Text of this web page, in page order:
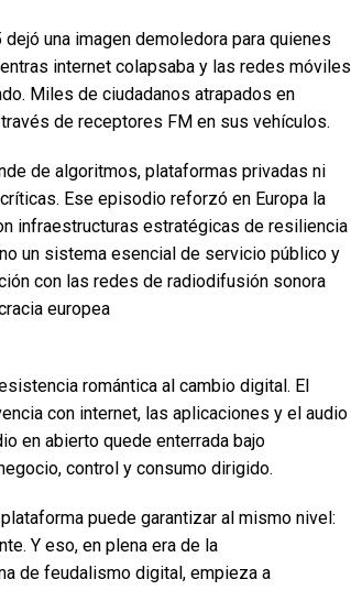
una imagen demoledora para quienes
internet colapsaba y las redes móviles
Miles de ciudadanos atrapados en
de receptores FM en sus vehículos.
de algoritmos, plataformas privadas ni
Ese episodio reforzó en Europa la
infraestructuras estratégicas de resiliencia
un sistema esencial de servicio público y
con las redes de radiodifusión sonora
europea
romántica al cambio digital. El
con internet, las aplicaciones y el audio
en abierto quede enterrada bajo
control y consumo dirigido.
puede garantizar al mismo nivel:
Y eso, en plena era de la
de feudalismo digital, empieza a